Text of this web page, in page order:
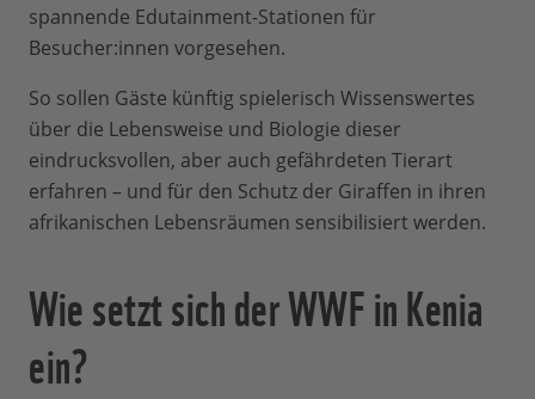
spannende Edutainment-Stationen für
Besucher:innen vorgesehen.
So sollen Gäste künftig spielerisch Wissenswertes
über die Lebensweise und Biologie dieser
eindrucksvollen, aber auch gefährdeten Tierart
erfahren – und für den Schutz der Giraffen in ihren
afrikanischen Lebensräumen sensibilisiert werden.
Wie setzt sich der WWF in Kenia
ein?